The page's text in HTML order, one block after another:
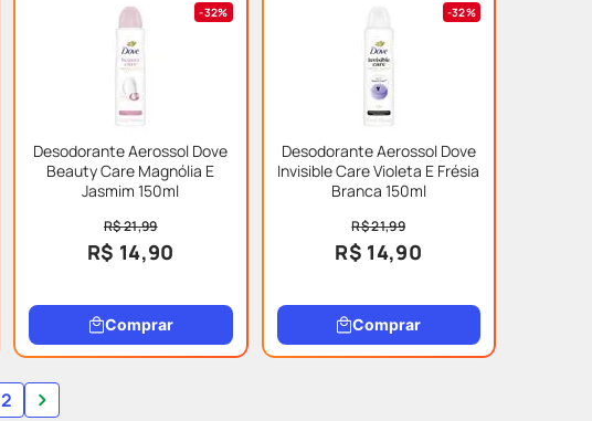
32%
Desodorante Aerossol Dove
Beauty Care Magnólia E
Jasmim 150ml
R$ 21,99
R$ 14,90
Comprar
32%
Desodorante Aerossol Dove
Invisible Care Violeta E Frésia
Branca 150ml
R$ 21,99
R$ 14,90
Comprar
2